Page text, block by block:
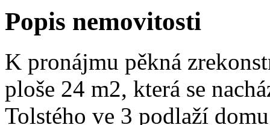
Popis nemovitosti
K pronájmu pěkná
ploše 24 m2, která se
Tolstého ve 3 podlaží